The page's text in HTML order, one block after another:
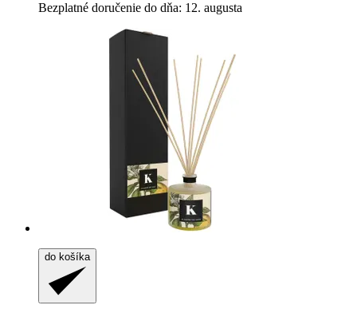
Bezplatné doručenie do dňa: 12. augusta
do košíka